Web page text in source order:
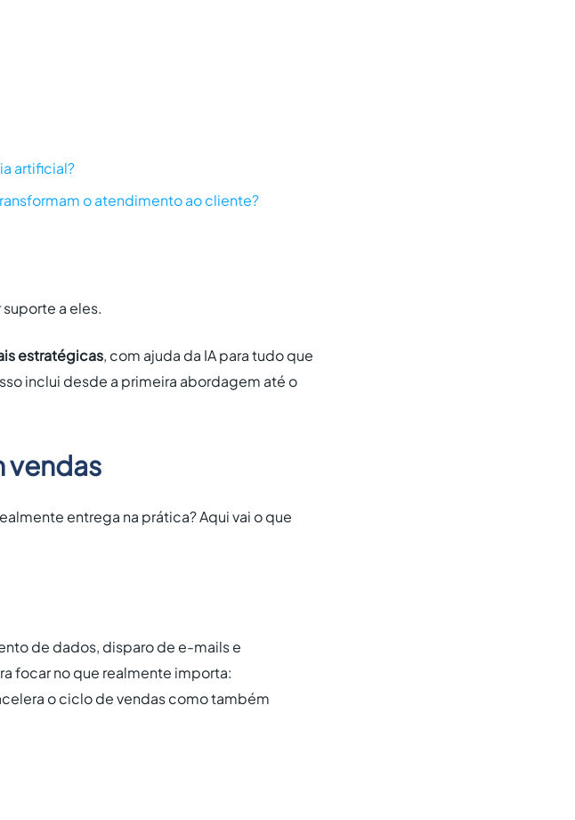
artificial?
o atendimento ao cliente?
a eles.
estratégicas, com ajuda da IA para tudo que
inclui desde a primeira abordagem até o
vendas
entrega na prática? Aqui vai o que
de dados, disparo de e-mails e
focar no que realmente importa:
o ciclo de vendas como também